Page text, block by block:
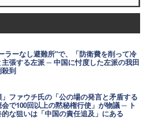
ラーなし避難所"で、「防衛費を削って冷
張する左派 ─ 中国に忖度した左派の我田
殺到
」ファウチ氏の「公の場の発言と矛盾する
で100回以上の黙秘権行使」が物議 ─ ト
な狙いは「中国の責任追及」にある